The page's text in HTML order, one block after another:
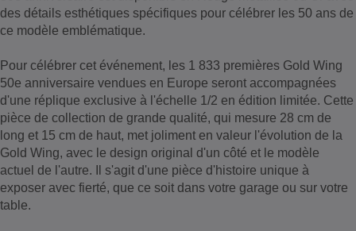
des détails esthétiques spécifiques pour célébrer les 50 ans de
ce modèle emblématique.
Pour célébrer cet événement, les 1 833 premières Gold Wing
50e anniversaire vendues en Europe seront accompagnées
d'une réplique exclusive à l'échelle 1/2 en édition limitée. Cette
pièce de collection de grande qualité, qui mesure 28 cm de
long et 15 cm de haut, met joliment en valeur l'évolution de la
Gold Wing, avec le design original d'un côté et le modèle
actuel de l'autre. Il s'agit d'une pièce d'histoire unique à
exposer avec fierté, que ce soit dans votre garage ou sur votre
table.